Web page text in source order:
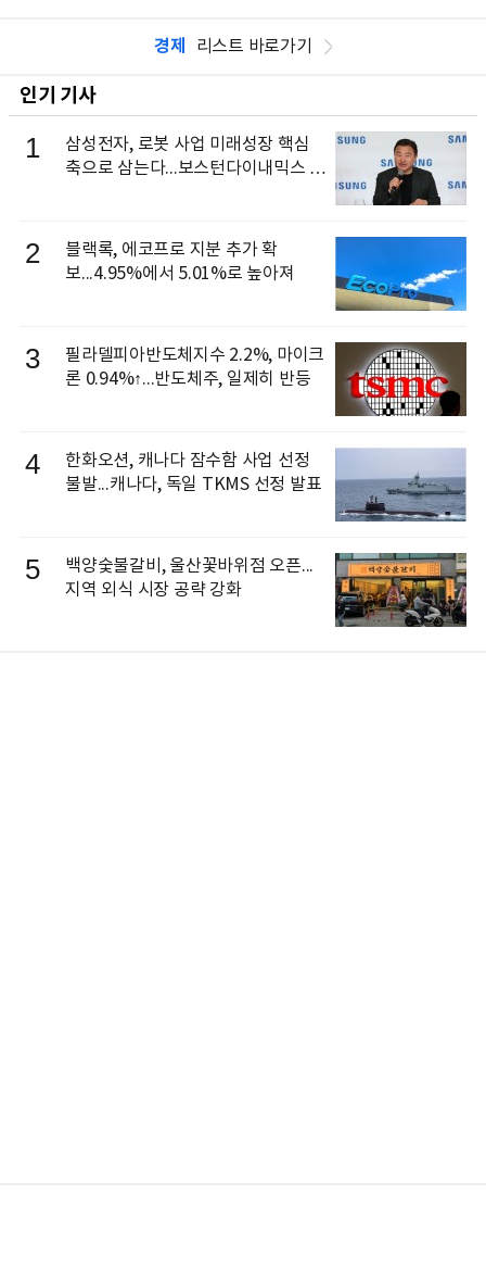
경제 리스트 바로가기
인기 기사
1
삼성전자, 로봇 사업 미래성장 핵심
축으로 삼는다...보스턴다이내믹스 출
2
블랙록, 에코프로 지분 추가 확
보...4.95%에서 5.01%로 높아져
3
필라델피아반도체지수 2.2%, 마이크
론 0.94%↑...반도체주, 일제히 반등
4
한화오션, 캐나다 잠수함 사업 선정
불발...캐나다, 독일 TKMS 선정 발표
5
백양숯불갈비, 울산꽃바위점 오픈...
지역 외식 시장 공략 강화